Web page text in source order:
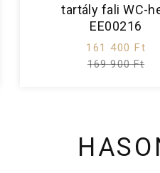
tartály fali WC-
EE00216
161 400 Ft
169 900 Ft